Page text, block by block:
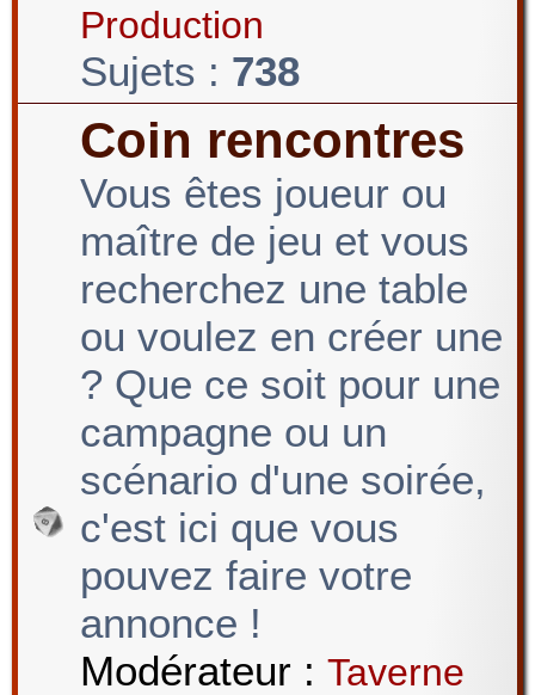
e
Production
Sujets : 738
Coin rencontres
Vous êtes joueur ou
maître de jeu et vous
recherchez une table
ou voulez en créer une
? Que ce soit pour une
campagne ou un
scénario d'une soirée,
c'est ici que vous
pouvez faire votre
annonce !
Modérateur : Taverne